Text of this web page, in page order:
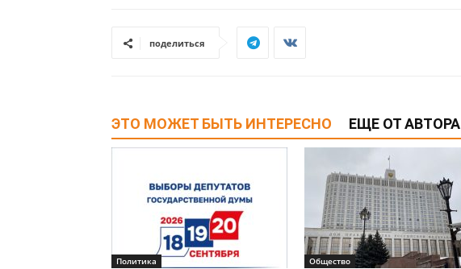
поделиться
ЭТО МОЖЕТ БЫТЬ ИНТЕРЕСНО ЕЩЕ ОТ АВТОРА
Политика Общество